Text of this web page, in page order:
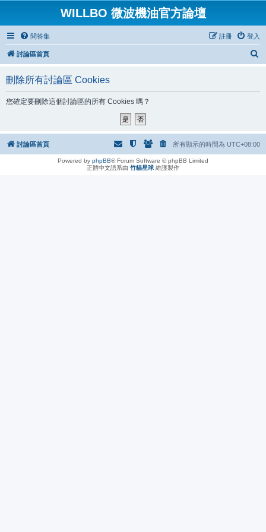
WILLBO 微波機油官方論壇
問答集 登入
註冊
討論區首頁
刪除所有討論區 Cookies
您確定要刪除這個討論區的所有 Cookies 嗎？
討論區首頁 所有顯示的時間為 UTC+08:00
Powered by phpBB® Forum Software © phpBB Limited
正體中文語系由 竹貓星球 維護製作